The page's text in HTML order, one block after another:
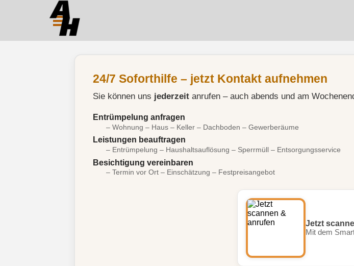
Direkt zum Seiteninhalt
24/7 Soforthilfe – jetzt Kontakt aufnehmen
Sie können uns jederzeit anrufen – auch abends und am
Entrümpelung anfragen
– Wohnung – Haus – Keller – Dachboden – Gewerberäume
Leistungen beauftragen
– Entrümpelung – Haushaltsauflösung – Sperrmüll – Entsorgungsservice
Besichtigung vereinbaren
– Termin vor Ort – Einschätzung – Festpreisangebot
Jetzt
Mit dem